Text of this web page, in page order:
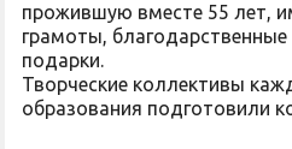
прожившую вместе 55 лет,
грамоты,
подарки.
Творческие коллективы
образования подготовили